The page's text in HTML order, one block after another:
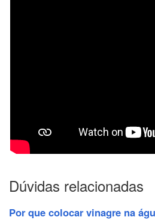
Dúvidas relacionadas
Por que colocar vinagre na